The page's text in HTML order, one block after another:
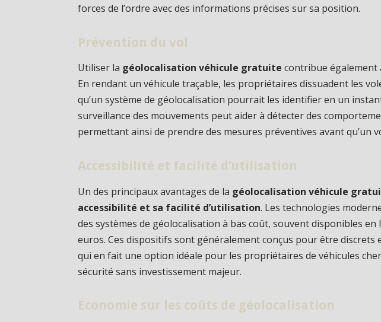
forces de l’ordre avec des informations précises sur sa position.
Prévention du vol
Utiliser la géolocalisation véhicule gratuite contribue également
En rendant un véhicule traçable, les propriétaires dissuadent les
qu’un système de géolocalisation pourrait les identifier en un
surveillance des mouvements peut aider à détecter des
permettant ainsi de prendre des mesures préventives avant qu’un
Accessibilité et facilité d’utilisation
Un des principaux avantages de la géolocalisation véhicule
accessibilité et sa facilité d’utilisation. Les technologies
des systèmes de géolocalisation à bas coût, souvent disponibles
euros. Ces dispositifs sont généralement conçus pour être discrets
qui en fait une option idéale pour les propriétaires de véhicules
sécurité sans investissement majeur.
Économie sur les coûts de géolocalisation